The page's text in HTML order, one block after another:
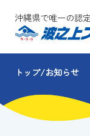
沖縄県で唯一の認
スクール
コース・
トップ お知らせ